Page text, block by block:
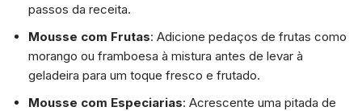
passos da receita.
Mousse com Frutas: Adicione pedaços de frutas como
morango ou framboesa à mistura antes de levar à
geladeira para um toque fresco e frutado.
Mousse com Especiarias: Acrescente uma pitada de